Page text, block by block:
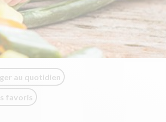
au quotidien
favoris